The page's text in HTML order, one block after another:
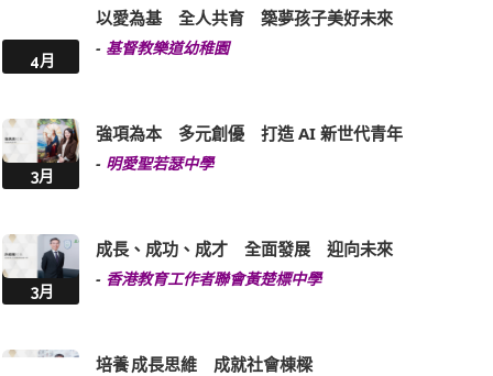
4月
以愛為基 全人共育 築夢孩子美好未來
- 基督教樂道幼稚園
3月
強項為本 多元創優 打造 AI 新世代青年
- 明愛聖若瑟中學
3月
成長、成功、成才 全面發展 迎向未來
- 香港教育工作者聯會黃楚標中學
培養 成長思維 成就社會棟樑